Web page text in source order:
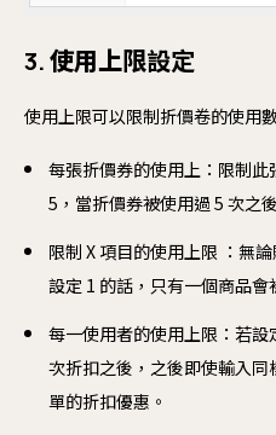
3.使用上限設定
使用上限可以限制折價卷的使用
每張折價券的使用上：限制
5，當折價券被使用過 5 次之
限制 X 項目的使用上限 ：無
設定 1 的話，只有一個商品會
每一使用者的使用上限：若
次折扣之後，之後即使輸入
單的折扣優惠。